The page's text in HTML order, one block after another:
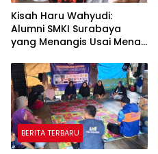
Kisah Haru Wahyudi:
Alumni SMKI Surabaya
yang Menangis Usai Menari
BERITA TERBARU